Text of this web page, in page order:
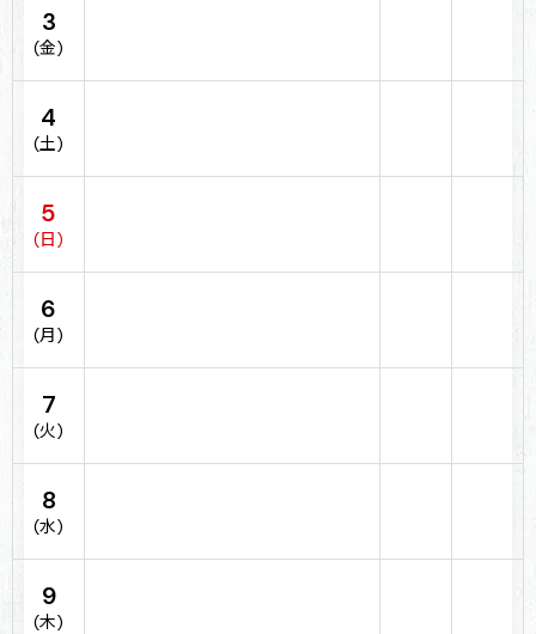
3
(金)
4
(土)
5
(日)
6
(月)
7
(火)
8
(水)
9
(木)